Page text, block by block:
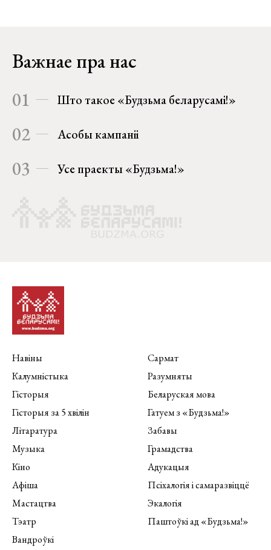
Важнае пра нас
01 Што такое «Будзьма беларусамі!»
02 Асобы кампаніі
03 Усе праекты «Будзьма!»
Навіны
Калумністыка
Гісторыя
Гісторыя за 5 хвілін
Літаратура
Музыка
Кіно
Афіша
Мастацтва
Тэатр
Вандроўкі
Сармат
Разумняты
Беларуская мова
Гатуем з «Будзьма!»
Забавы
Грамадства
Адукацыя
Псіхалогія і самаразвіццё
Экалогія
Паштоўкі ад «Будзьма!»